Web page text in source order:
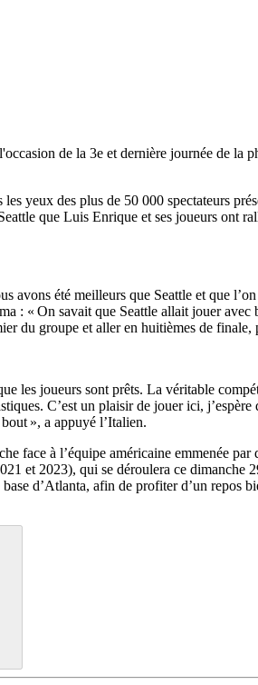
de la 3e et dernière journée de la
yeux des plus de 50 000 spectateurs
que Luis Enrique et ses joueurs ont
avons été meilleurs que Seattle et que
« On savait que Seattle allait jouer avec
groupe et aller en huitièmes de
les joueurs sont prêts. La véritable
C’est un plaisir de jouer ici,
», a appuyé l’Italien.
face à l’équipe américaine emmenée
et 2023), qui se déroulera ce dimanche
d’Atlanta, afin de profiter d’un repos